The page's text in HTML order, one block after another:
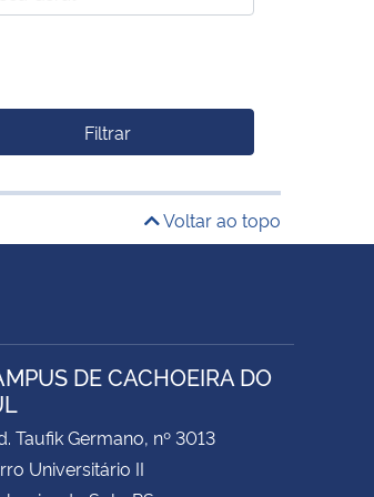
Filtrar
Voltar ao topo
DE CACHOEIRA DO
Taufik Germano, nº 3013
Universitário II